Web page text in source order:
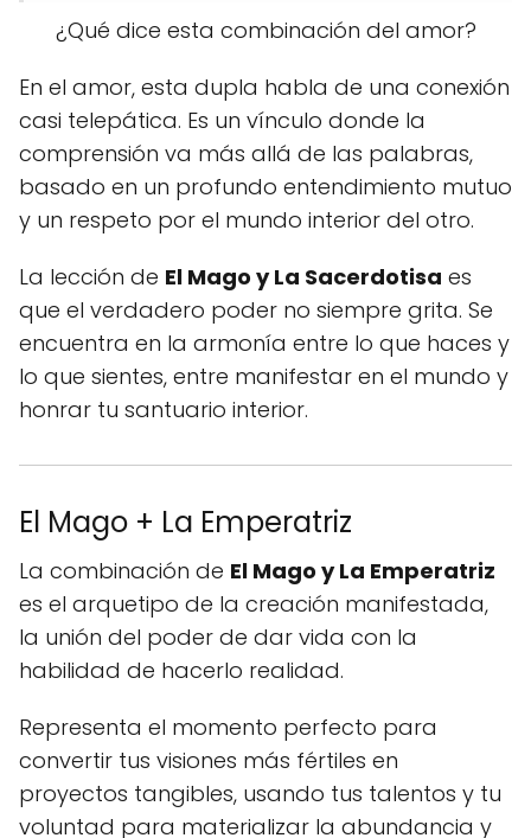
¿Qué dice esta combinación del amor?
En el amor, esta dupla habla de una conexión
casi telepática. Es un vínculo donde la
comprensión va más allá de las palabras,
basado en un profundo entendimiento mutuo
y un respeto por el mundo interior del otro.
La lección de El Mago y La Sacerdotisa es
que el verdadero poder no siempre grita. Se
encuentra en la armonía entre lo que haces y
lo que sientes, entre manifestar en el mundo y
honrar tu santuario interior.
El Mago + La Emperatriz
La combinación de El Mago y La Emperatriz
es el arquetipo de la creación manifestada,
la unión del poder de dar vida con la
habilidad de hacerlo realidad.
Representa el momento perfecto para
convertir tus visiones más fértiles en
proyectos tangibles, usando tus talentos y tu
voluntad para materializar la abundancia y